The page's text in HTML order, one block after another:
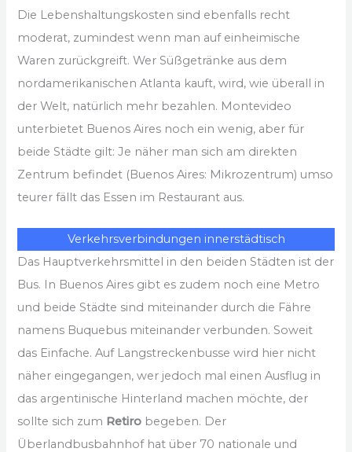
Die Lebenshaltungskosten sind ebenfalls recht
moderat, zumindest wenn man auf einheimische
Waren zurückgreift. Wer Süßgetränke aus dem
nordamerikanischen Atlanta kauft, wird, wie überall in
der Welt, natürlich mehr bezahlen. Montevideo
unterbietet Buenos Aires noch ein wenig, aber für
beide Städte gilt: Je näher man sich am direkten
Zentrum befindet (Buenos Aires: Mikrozentrum) umso
teurer fällt das Essen im Restaurant aus.
Verkehrsverbindungen innerstädtisch
Das Hauptverkehrsmittel in den beiden Städten ist der
Bus. In Buenos Aires gibt es zudem noch eine Metro
und beide Städte sind miteinander durch die Fähre
namens Buquebus miteinander verbunden. Soweit
das Einfache. Auf Langstreckenbusse wird hier nicht
näher eingegangen, wer jedoch mal einen Ausflug in
das argentinische Hinterland machen möchte, der
sollte sich zum Retiro begeben. Der
Überlandbusbahnhof hat über 70 nationale und